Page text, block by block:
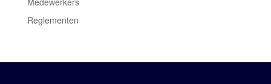
Reglementen